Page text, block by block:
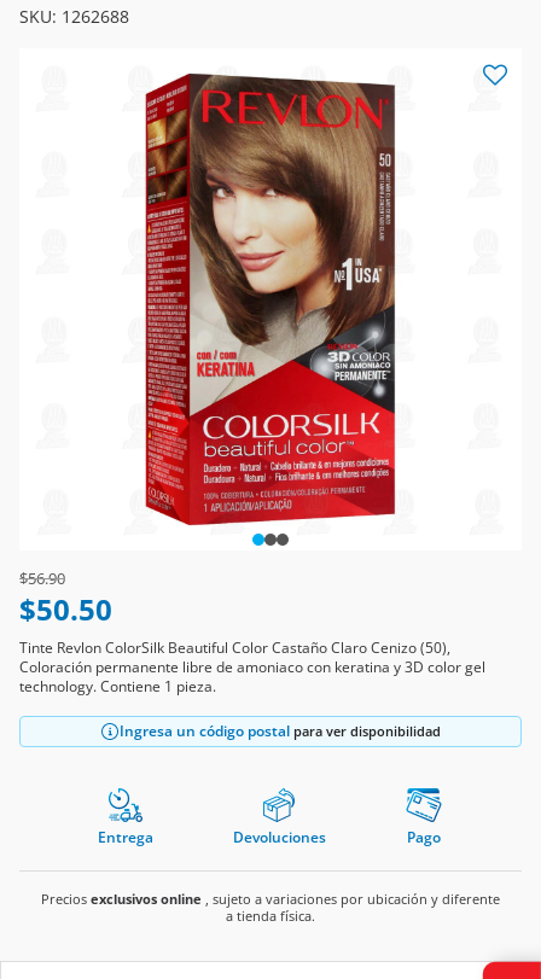
SKU: 1262688
Price reduced from
$56.90to
$50.50
Tinte Revlon ColorSilk Beautiful Color Castaño Claro Cenizo (50),
Coloración permanente libre de amoniaco con keratina y 3D color gel
technology. Contiene 1 pieza.
Ingresa un código postal para ver disponibilidad
Entrega Devoluciones Pago
Precios exclusivos online , sujeto a variaciones por ubicación y diferente
a tienda física.